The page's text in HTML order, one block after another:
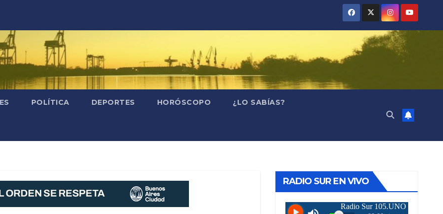
POLÍTICA DEPORTES HORÓSCOPO ¿LO SABÍAS?
RADIO SUR EN VIVO